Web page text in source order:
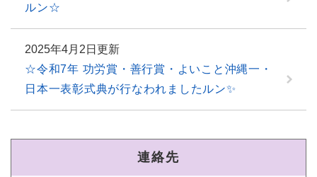
ルン☆
2025年4月2日更新
☆令和7年 功労賞・善行賞・よいこと沖縄一・
日本一表彰式典が行なわれましたルン✨️
連絡先